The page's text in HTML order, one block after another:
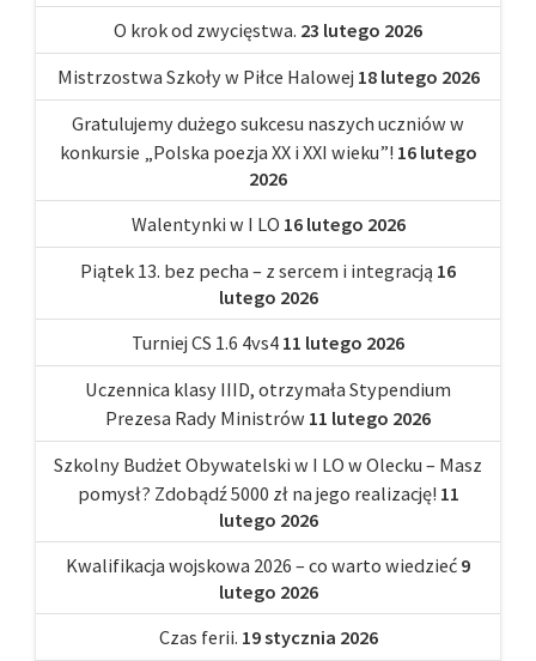
O krok od zwycięstwa. 23 lutego 2026
Mistrzostwa Szkoły w Piłce Halowej 18 lutego 2026
Gratulujemy dużego sukcesu naszych uczniów w
konkursie „Polska poezja XX i XXI wieku”! 16 lutego
2026
Walentynki w I LO 16 lutego 2026
Piątek 13. bez pecha – z sercem i integracją 16
lutego 2026
Turniej CS 1.6 4vs4 11 lutego 2026
Uczennica klasy IIID, otrzymała Stypendium
Prezesa Rady Ministrów 11 lutego 2026
Szkolny Budżet Obywatelski w I LO w Olecku – Masz
pomysł? Zdobądź 5000 zł na jego realizację! 11
lutego 2026
Kwalifikacja wojskowa 2026 – co warto wiedzieć 9
lutego 2026
Czas ferii. 19 stycznia 2026